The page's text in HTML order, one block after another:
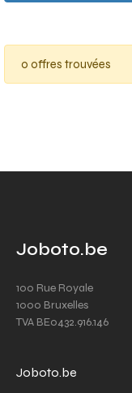
0 offres trouvées
Joboto.be
100 Rue Royale
1000 Bruxelles
TVA BE0432.916.146
Joboto.be